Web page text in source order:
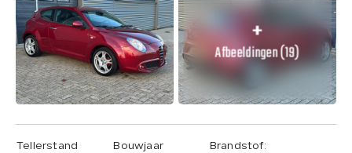
Afbeeldingen (19)
Tellerstand Bouwjaar Brandstof: